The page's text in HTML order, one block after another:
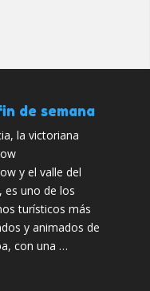
de semana
la victoriana
y el valle del
es uno de los
turísticos más
y animados de
con una …